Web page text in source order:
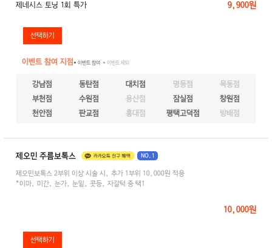
제네시스 토닝 1회 특가 9,900원
이벤트 참여 지점● 이벤트 참여 ● 이벤트 제외
강남점 동탄점 대치점 명동점
목동점
부천점
수원점 용산점 잠실점
창원점
천안점
판교점 홍대점 평택고덕점 방배점
제오민 주름보톡스 NO.1
제오민보톡스 2부위 이상 시술 시, 추가 1부위 10,000원 적용
*이마, 미간, 눈가, 눈밑, 콧등, 자갈턱 중 택1
10,000원